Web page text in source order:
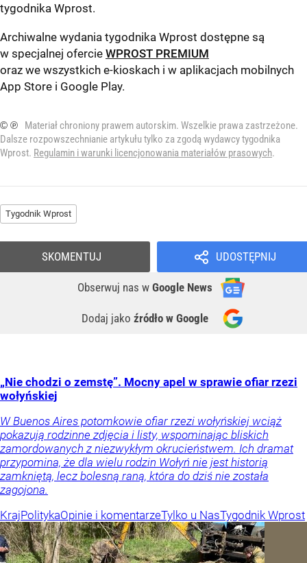
tygodnika Wprost.
Archiwalne wydania tygodnika Wprost dostępne są
w specjalnej ofercie WPROST PREMIUM
oraz we wszystkich e-kioskach i w aplikacjach mobilnych
App Store i Google Play.
© ℗
Materiał chroniony prawem autorskim. Wszelkie prawa zastrzeżone.
Dalsze rozpowszechnianie artykułu tylko za zgodą wydawcy tygodnika
Wprost. Regulamin i warunki licencjonowania materiałów prasowych.
Tygodnik Wprost
UDOSTĘPNIJ
Obserwuj nas w Google News
Dodaj jako źródło w Google
SKOMENTUJ
„Nie chodzi o zemstę”. Mocny apel w sprawie ofiar rzezi
wołyńskiej
W Buenos Aires potomkowie ofiar rzezi wołyńskiej wciąż
pokazują rodzinne zdjęcia i listy, wspominając bliskich
zamordowanych z niezwykłym okrucieństwem. Ich dramat
przypomina, że dla wielu rodzin Wołyń nie jest historią
zamkniętą, lecz bolesną raną, która do dziś nie została
zagojona.
KrajPolitykaOpinie i komentarzeTylko u NasTygodnik Wprost